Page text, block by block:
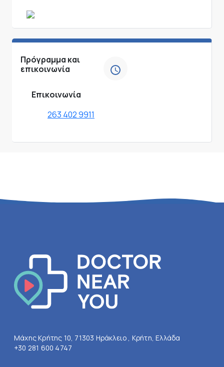
Πρόγραμμα και
επικοινωνία
Επικοινωνία
263 402 9911
Μάχης Κρήτης 10, 71303 Ηράκλειο , Κρήτη, Ελλάδα
+30 281 600 4747